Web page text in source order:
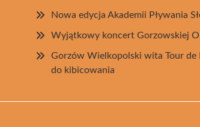
Nowa edycja Akademii Pływania
Wyjątkowy koncert Gorzowskiej
Gorzów Wielkopolski wita Tour de
do kibicowania